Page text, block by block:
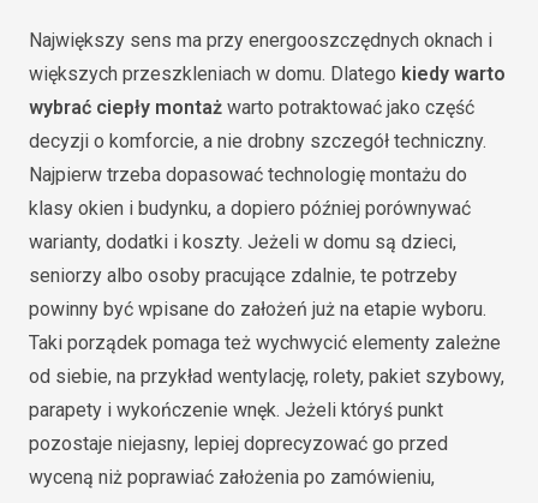
Największy sens ma przy energooszczędnych oknach i
większych przeszkleniach w domu. Dlatego kiedy warto
wybrać ciepły montaż warto potraktować jako część
decyzji o komforcie, a nie drobny szczegół techniczny.
Najpierw trzeba dopasować technologię montażu do
klasy okien i budynku, a dopiero później porównywać
warianty, dodatki i koszty. Jeżeli w domu są dzieci,
seniorzy albo osoby pracujące zdalnie, te potrzeby
powinny być wpisane do założeń już na etapie wyboru.
Taki porządek pomaga też wychwycić elementy zależne
od siebie, na przykład wentylację, rolety, pakiet szybowy,
parapety i wykończenie wnęk. Jeżeli któryś punkt
pozostaje niejasny, lepiej doprecyzować go przed
wyceną niż poprawiać założenia po zamówieniu,